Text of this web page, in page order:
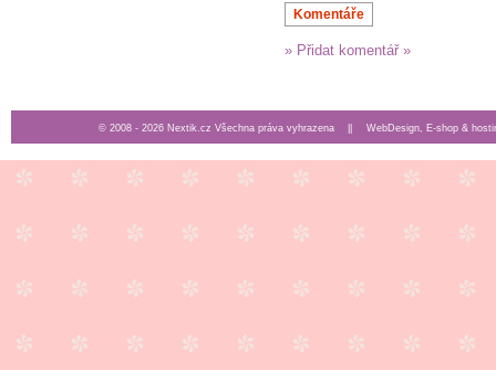
Komentáře
» Přidat komentář »
© 2008 - 2026 Nextik.cz Všechna práva vyhrazena || WebDesign, E-shop &